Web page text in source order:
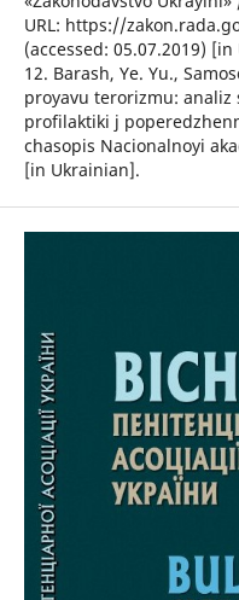
URL: https://
(accessed: 05.07.2019)
12. Barash, Ye. Yu.,
proyavu terorizmu: analiz
profilaktiki j
chasopis Nacionalnoyi
[in Ukrainian].